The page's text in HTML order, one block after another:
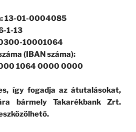
13-01-0004085
1-13
10001064
(IBAN száma):
1064 0000 0000
így fogadja az átutalásokat,
bármely Takarékbank Zrt.